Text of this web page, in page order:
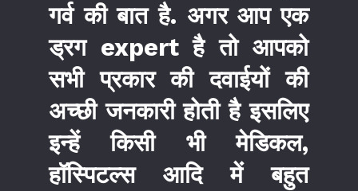
गर्व की बात है. अगर आप एक
ड्रग expert है तो आपको
सभी प्रकार की दवाईयों की
अच्छी जनकारी होती है इसलिए
इन्हें किसी भी मेडिकल,
हॉस्पिटल्स आदि में बहुत